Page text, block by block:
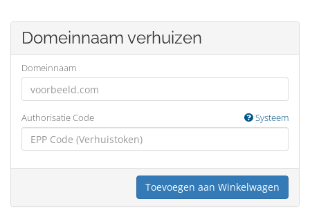
Domeinnaam verhuizen
Domeinnaam
Authorisatie Code Systeem
Toevoegen aan Winkelwagen